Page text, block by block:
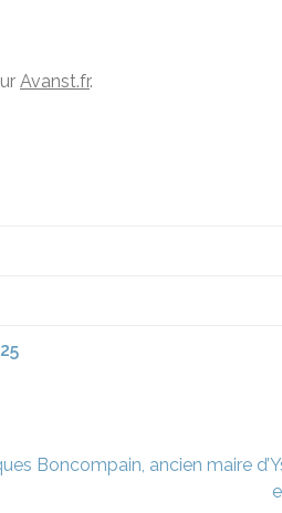
Avanst.fr.
Boncompain, ancien maire